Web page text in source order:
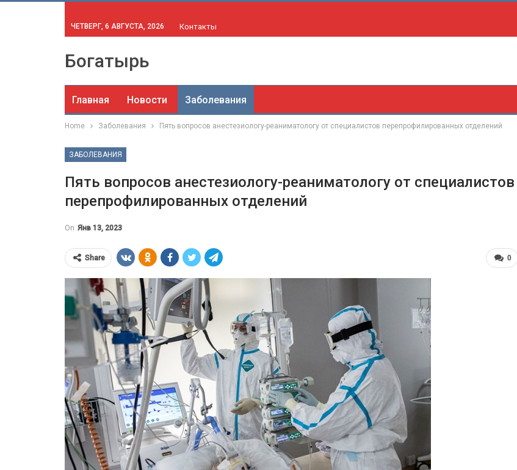
ЧЕТВЕРГ, 6 АВГУСТА, 2026 Контакты
Богатырь
Главная Новости Заболевания
Home Заболевания Пять вопросов анестезиологу-реаниматологу от специалистов перепрофилированных отделений
ЗАБОЛЕВАНИЯ
Пять вопросов анестезиологу-реаниматологу от специалистов
перепрофилированных отделений
On Янв 13, 2023
0
Share